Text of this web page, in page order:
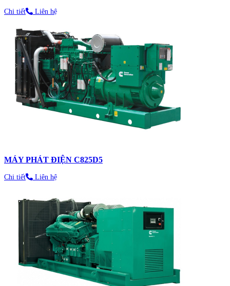
Chi tiết Liên hệ
MÁY PHÁT ĐIỆN C825D5
Chi tiết Liên hệ